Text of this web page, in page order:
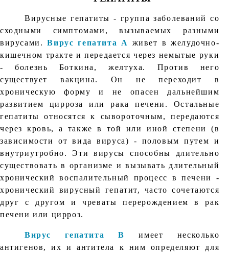
Вирусные гепатиты - группа заболеваний со
сходными симптомами, вызываемых разными
вирусами.Вирус гепатита А
живет в желудочно-
кишечном тракте и передается через немытые руки
- болезнь Боткина, желтуха. Против него
существует вакцина. Он не переходит в
хроническую форму и не опасен дальнейшим
развитием цирроза или рака печени. Остальные
гепатиты относятся к сывороточным, передаются
через кровь, а также в той или иной степени (в
зависимости от вида вируса) - половым путем и
внутриутробно. Эти вирусы способны длительно
существовать в организме и вызывать длительный
хронический воспалительный процесс в печени -
хронический вирусный гепатит, часто сочетаются
друг с другом и чреваты перерождением в рак
печени или цирроз.
Вирус гепатита В
имеет несколько
антигенов, их и антитела к ним определяют для